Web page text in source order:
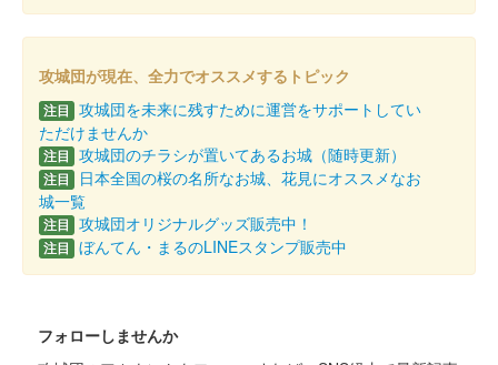
攻城団が現在、全力でオススメするトピック
注目 攻城団を未来に残すために運営をサポートしてい
ただけませんか
注目 攻城団のチラシが置いてあるお城（随時更新）
注目
日本全国の桜の名所なお城、花見にオススメなお
城一覧
注目 攻城団オリジナルグッズ販売中！
注目 ぼんてん・まるのLINEスタンプ販売中
フォローしませんか